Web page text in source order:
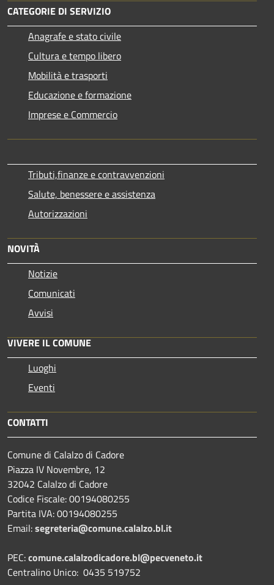
CATEGORIE DI SERVIZIO
Anagrafe e stato civile
Cultura e tempo libero
Mobilità e trasporti
Educazione e formazione
Imprese e Commercio
Tributi,finanze e contravvenzioni
Salute, benessere e assistenza
Autorizzazioni
NOVITÀ
Notizie
Comunicati
Avvisi
VIVERE IL COMUNE
Luoghi
Eventi
CONTATTI
Comune di Calalzo di Cadore
Piazza IV Novembre, 12
32042 Calalzo di Cadore
Codice Fiscale: 00194080255
Partita IVA: 00194080255
Email:segreteria@comune.calalzo.bl.it
PEC:comune.calalzodicadore.bl@pecveneto.it
Centralino Unico: 0435 519752